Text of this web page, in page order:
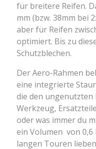
für breitere Reifen.
mm (bzw. 38mm bei
aber für Reifen
optimiert. Bis zu
Schutzblechen.
Der Aero-Rahmen
eine integrierte
die den
Werkzeug,
oder was immer du
ein Volumen von
langen Touren